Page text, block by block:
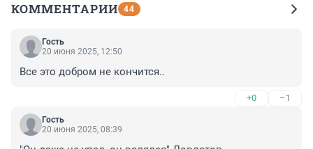
КОММЕНТАРИИ 44
Гость
20 июня 2025, 12:50
Все это добром не кончится..
+0 –1
Гость
20 июня 2025, 08:39